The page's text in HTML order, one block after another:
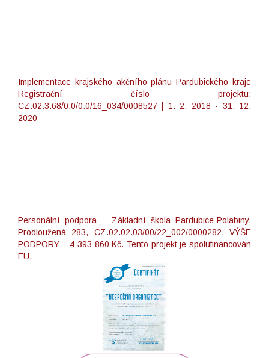
Implementace krajského akčního plánu Pardubického kraje
Registrační číslo projektu:
CZ.02.3.68/0.0/0.0/16_034/0008527 | 1. 2. 2018 - 31. 12.
2020
Personální podpora – Základní škola Pardubice-Polabiny,
Prodloužená 283, CZ.02.02.03/00/22_002/0000282, VÝŠE
PODPORY – 4 393 860 Kč. Tento projekt je spolufinancován
EU.